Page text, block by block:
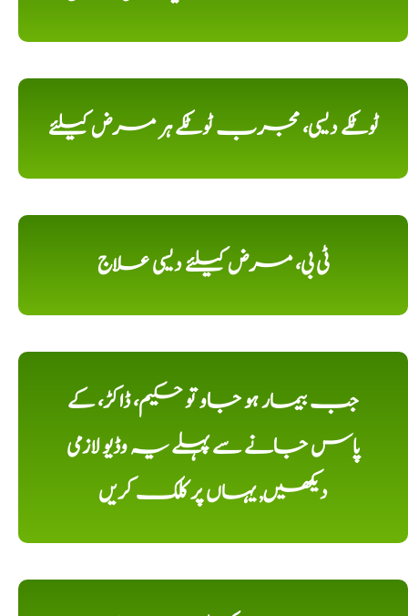
ٹوٹکے دیسی، مجرب ٹوٹکے ہر مرض کیلئے
ٹی بی، مرض کیلئے دیسی علاج
جب بیمار ہو جاو تو حکیم، ڈاکڑ، کے
پاس جانے سے پہلے یہ وڈیو لازمی
دیکھیں, یہاں پر کلک کریں